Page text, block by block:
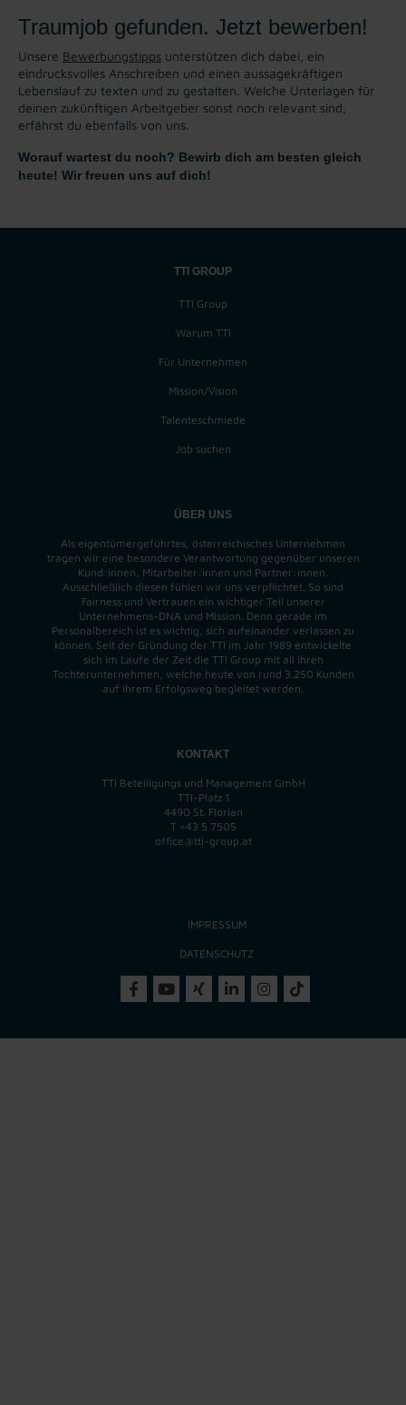
Traumjob gefunden. Jetzt bewerben!
Unsere Bewerbungstipps unterstützen dich dabei, ein
eindrucksvolles Anschreiben und einen aussagekräftigen
Lebenslauf zu texten und zu gestalten. Welche Unterlagen für
deinen zukünftigen Arbeitgeber sonst noch relevant sind,
erfährst du ebenfalls von uns.
Worauf wartest du noch? Bewirb dich am besten gleich
heute! Wir freuen uns auf dich!
TTI GROUP
TTI Group
Warum TTI
Für Unternehmen
Mission/Vision
Talenteschmiede
Job suchen
ÜBER UNS
Als eigentümergeführtes, österreichisches Unternehmen
tragen wir eine besondere Verantwortung gegenüber unseren
Kund:innen, Mitarbeiter:innen und Partner:innen.
Ausschließlich diesen fühlen wir uns verpflichtet. So sind
Fairness und Vertrauen ein wichtiger Teil unserer
Unternehmens-DNA und Mission . Denn gerade im
Personalbereich ist es wichtig, sich aufeinander verlassen zu
können. Seit der Gründung der TTI im Jahr 1989 entwickelte
sich im Laufe der Zeit die TTI Group mit all ihren
Tochterunternehmen, welche heute von rund 3.250 Kunden
auf ihrem Erfolgsweg begleitet werden.
KONTAKT
TTI Beteiligungs und Management GmbH
TTI-Platz 1
4490 St. Florian
T +43 5 7505
office@tti-group.at
IMPRESSUM
DATENSCHUTZ